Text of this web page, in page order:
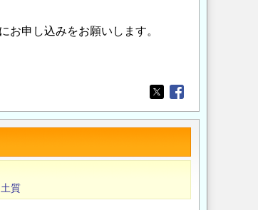
お申し込みをお願いします。
Opens in a new
Opens in a new
土質